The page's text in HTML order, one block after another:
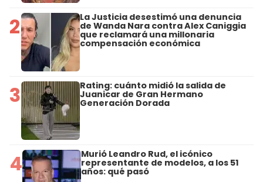
2 La Justicia desestimó una denuncia
de Wanda Nara contra Alex Caniggia
que reclamará una millonaria
compensación económica
3 Rating: cuánto midió la salida de
Juanicar de Gran Hermano
Generación Dorada
4 Murió Leandro Rud, el icónico
representante de modelos, a los 51
años: qué pasó